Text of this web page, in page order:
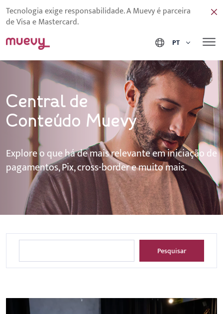
Tecnologia exige responsabilidade. A Muevy é parceira
de Visa e Mastercard.
PT
Central de
Conteúdo Muevy
Explore o que há de mais relevante em iniciação de
pagamentos, Pix, cross-border e muito mais.
Pesquisar